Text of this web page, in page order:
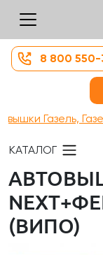
8 800
Газель,
КАТАЛОГ
(ВИПО)